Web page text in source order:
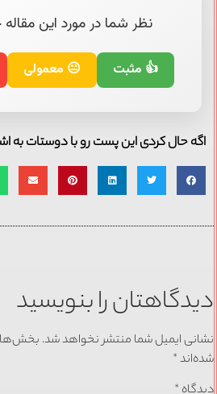
نظر شما در مورد این
👍 مثبت 😐 معمولی
اگه حال کردی این پست رو با دوستات به
دیدگاهتان را بنویسید
نشانی ایمیل شما منتشر نخواهد شد.
شده‌اند*